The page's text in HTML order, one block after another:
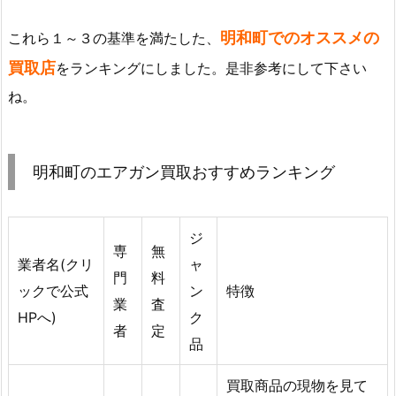
これら１～３の基準を満たした、 明和町でのオススメの
買取店をランキングにしました。是非参考にして下さい
ね。
明和町のエアガン買取おすすめランキング
業者名(クリ
ックで公式
HPへ)
専
門
業
者
無
料
査
定
ジ
ャ
ン
ク
品
特徴
買取商品の現物を見て